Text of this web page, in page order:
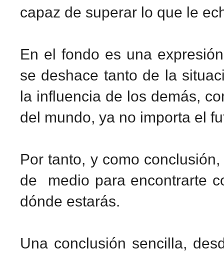
capaz de superar lo que le
En el fondo es una
se deshace tanto de la
la influencia de los demás,
del mundo, ya no importa el
Por tanto, y como
de medio para encontrarte
dónde estarás.
Una conclusión sencilla,